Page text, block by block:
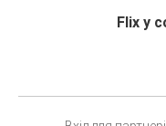
Flix у